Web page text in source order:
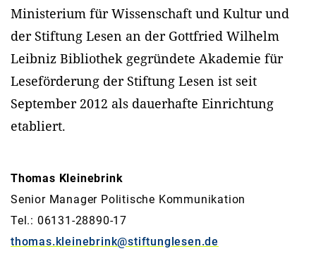
Ministerium für Wissenschaft und Kultur und
der Stiftung Lesen an der Gottfried Wilhelm
Leibniz Bibliothek gegründete Akademie für
Leseförderung der Stiftung Lesen ist seit
September 2012 als dauerhafte Einrichtung
etabliert.
Thomas Kleinebrink
Senior Manager Politische Kommunikation
Tel.: 06131-28890-17
thomas.kleinebrink@stiftunglesen.de